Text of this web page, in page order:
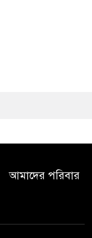
আমাদের পরিবার